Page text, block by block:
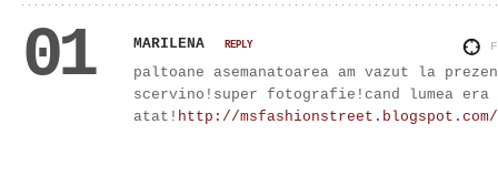
01 MARILENA REPLY
paltoane asemanatoarea am vazut la
scervino!super fotografie!cand lumea
atat! http://msfashionstreet.blogspot.com/